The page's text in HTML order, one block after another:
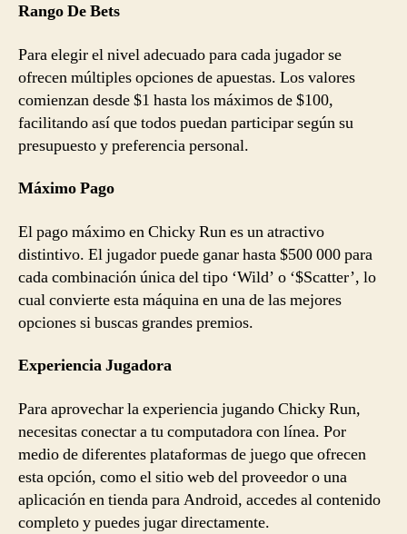
Rango De Bets
Para elegir el nivel adecuado para cada jugador se
ofrecen múltiples opciones de apuestas. Los valores
comienzan desde $1 hasta los máximos de $100,
facilitando así que todos puedan participar según su
presupuesto y preferencia personal.
Máximo Pago
El pago máximo en Chicky Run es un atractivo
distintivo. El jugador puede ganar hasta $500 000 para
cada combinación única del tipo ‘Wild’ o ‘$Scatter’, lo
cual convierte esta máquina en una de las mejores
opciones si buscas grandes premios.
Experiencia Jugadora
Para aprovechar la experiencia jugando Chicky Run,
necesitas conectar a tu computadora con línea. Por
medio de diferentes plataformas de juego que ofrecen
esta opción, como el sitio web del proveedor o una
aplicación en tienda para Android, accedes al contenido
completo y puedes jugar directamente.